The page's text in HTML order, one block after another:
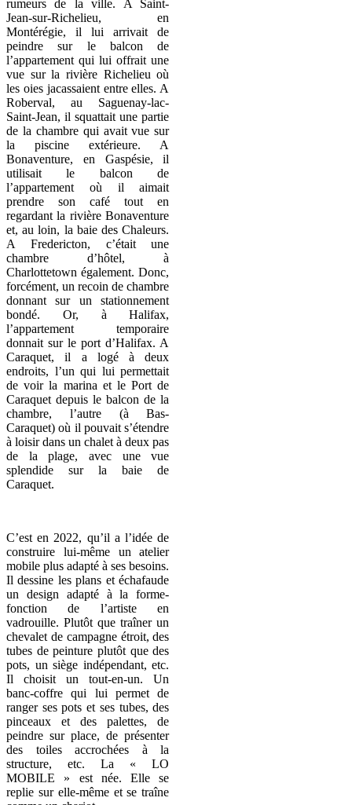
rumeurs de la ville. A Saint-
Jean-sur-Richelieu, en
Montérégie, il lui arrivait de
peindre sur le balcon de
l’appartement qui lui offrait une
vue sur la rivière Richelieu où
les oies jacassaient entre elles. A
Roberval, au Saguenay-lac-
Saint-Jean, il squattait une partie
de la chambre qui avait vue sur
la piscine extérieure. A
Bonaventure, en Gaspésie, il
utilisait le balcon de
l’appartement où il aimait
prendre son café tout en
regardant la rivière Bonaventure
et, au loin, la baie des Chaleurs.
A Fredericton, c’était une
chambre d’hôtel, à
Charlottetown également. Donc,
forcément, un recoin de chambre
donnant sur un stationnement
bondé. Or, à Halifax,
l’appartement temporaire
donnait sur le port d’Halifax. A
Caraquet, il a logé à deux
endroits, l’un qui lui permettait
de voir la marina et le Port de
Caraquet depuis le balcon de la
chambre, l’autre (à Bas-
Caraquet) où il pouvait s’étendre
à loisir dans un chalet à deux pas
de la plage, avec une vue
splendide sur la baie de
Caraquet.
C’est en 2022, qu’il a l’idée de
construire lui-même un atelier
mobile plus adapté à ses besoins.
Il dessine les plans et échafaude
un design adapté à la forme-
fonction de l’artiste en
vadrouille. Plutôt que traîner un
chevalet de campagne étroit, des
tubes de peinture plutôt que des
pots, un siège indépendant, etc.
Il choisit un tout-en-un. Un
banc-coffre qui lui permet de
ranger ses pots et ses tubes, des
pinceaux et des palettes, de
peindre sur place, de présenter
des toiles accrochées à la
structure, etc. La « LO
MOBILE » est née. Elle se
replie sur elle-même et se traîne